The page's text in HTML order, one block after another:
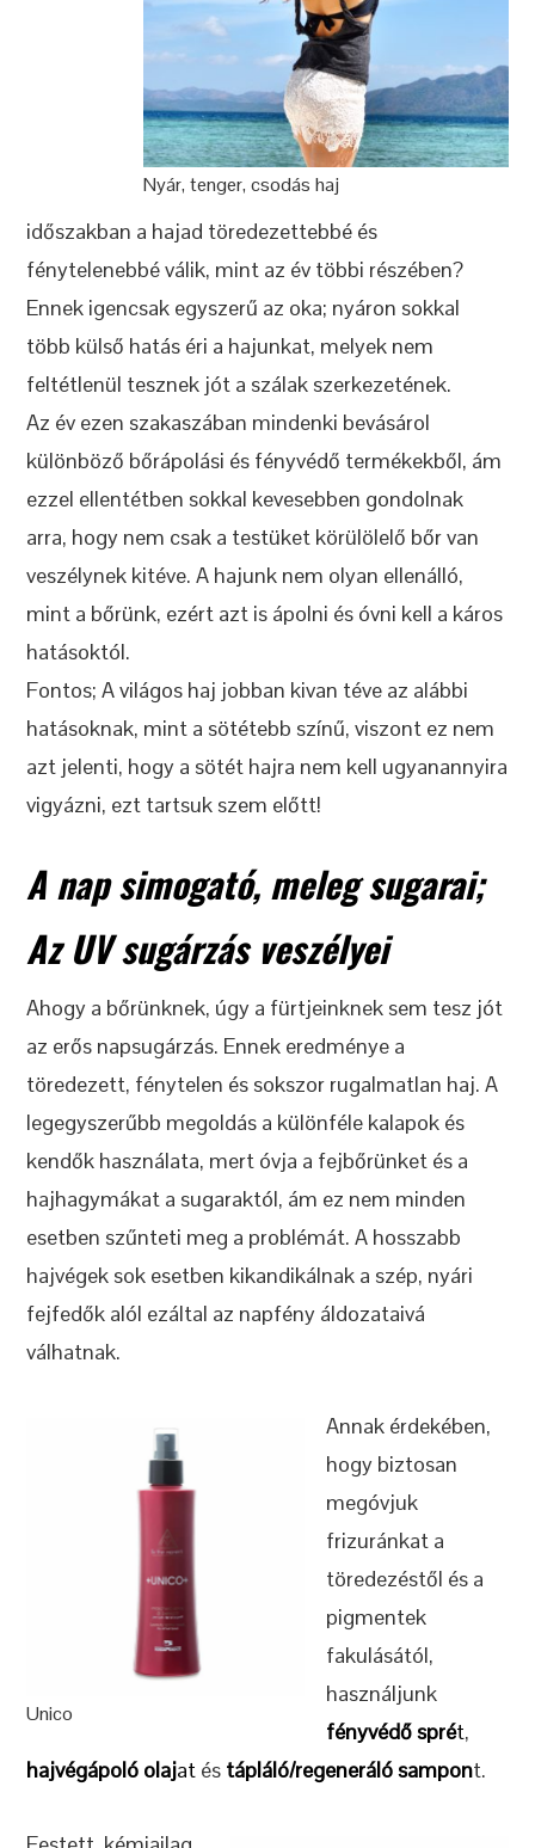
Nyár, tenger, csodás haj
időszakban a hajad töredezettebbé és
fénytelenebbé válik, mint az év többi részében?
Ennek igencsak egyszerű az oka; nyáron sokkal
több külső hatás éri a hajunkat, melyek nem
feltétlenül tesznek jót a szálak szerkezetének.
Az év ezen szakaszában mindenki bevásárol
különböző bőrápolási és fényvédő termékekből, ám
ezzel ellentétben sokkal kevesebben gondolnak
arra, hogy nem csak a testüket körülölelő bőr van
veszélynek kitéve. A hajunk nem olyan ellenálló,
mint a bőrünk, ezért azt is ápolni és óvni kell a káros
hatásoktól.
Fontos; A világos haj jobban kivan téve az alábbi
hatásoknak, mint a sötétebb színű, viszont ez nem
azt jelenti, hogy a sötét hajra nem kell ugyanannyira
vigyázni, ezt tartsuk szem előtt!
A nap simogató, meleg sugarai;
Az UV sugárzás veszélyei
Ahogy a bőrünknek, úgy a fürtjeinknek sem tesz jót
az erős napsugárzás. Ennek eredménye a
töredezett, fénytelen és sokszor rugalmatlan haj. A
legegyszerűbb megoldás a különféle kalapok és
kendők használata, mert óvja a fejbőrünket és a
hajhagymákat a sugaraktól, ám ez nem minden
esetben szűnteti meg a problémát. A hosszabb
hajvégek sok esetben kikandikálnak a szép, nyári
fejfedők alól ezáltal az napfény áldozataivá
válhatnak.
Unico
Annak érdekében,
hogy biztosan
megóvjuk
frizuránkat a
töredezéstől és a
pigmentek
fakulásától,
használjunk
fényvédő sprét,
hajvégápoló olajat és tápláló/regeneráló sampont.